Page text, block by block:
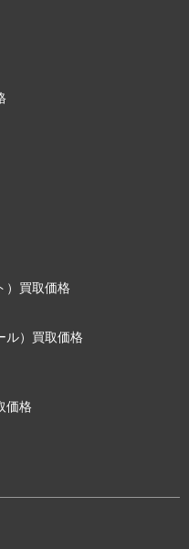
）買取価格
ル）買取価格
価格